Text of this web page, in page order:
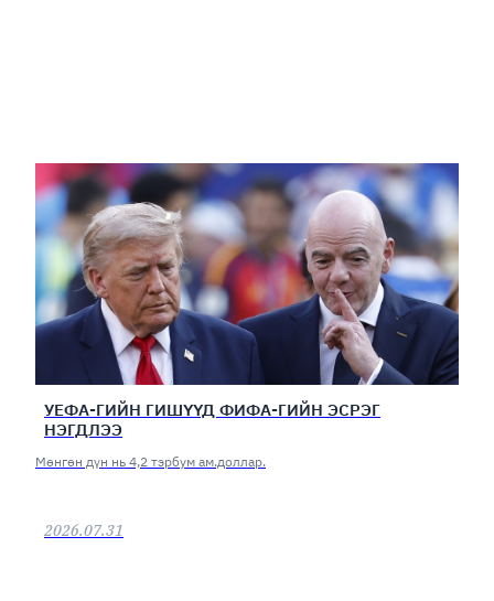
УЕФА-ГИЙН ГИШҮҮД ФИФА-ГИЙН ЭСРЭГ
НЭГДЛЭЭ
Мөнгөн дүн нь 4,2 тэрбум ам.доллар.
2026.07.31